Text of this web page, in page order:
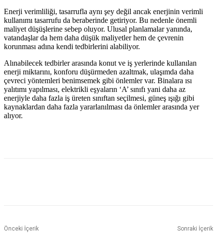
Enerji verimliliği, tasarrufla aynı şey değil ancak enerjinin verimli
kullanımı tasarrufu da beraberinde getiriyor. Bu nedenle önemli
maliyet düşüşlerine sebep oluyor. Ulusal planlamalar yanında,
vatandaşlar da hem daha düşük maliyetler hem de çevrenin
korunması adına kendi tedbirlerini alabiliyor.
Alınabilecek tedbirler arasında konut ve iş yerlerinde kullanılan
enerji miktarını, konforu düşürmeden azaltmak, ulaşımda daha
çevreci yöntemleri benimsemek gibi önlemler var. Binalara ısı
yalıtımı yapılması, elektrikli eşyaların ‘A’ sınıfı yani daha az
enerjiyle daha fazla iş üreten sınıftan seçilmesi, güneş ışığı gibi
kaynaklardan daha fazla yararlanılması da önlemler arasında yer
alıyor.
Önceki İçerik Sonraki İçerik